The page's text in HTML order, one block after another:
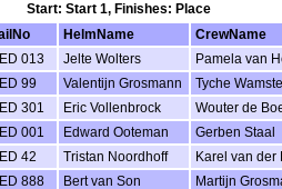
Start: Start 1, Finishes: Place
HelmName CrewName
013 Jelte Wolters Pamela van
99 Valentijn Grosmann Tyche
301 Eric Vollenbrock Wouter de
001 Edward Ooteman Gerben Staal
42 Tristan Noordhoff Karel van der
888 Bert van Son Martijn